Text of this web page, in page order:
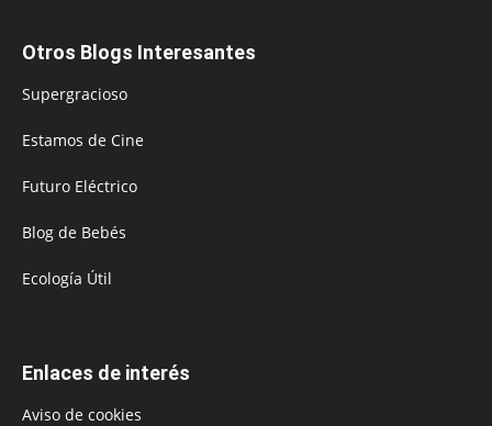
Otros Blogs Interesantes
Supergracioso
Estamos de Cine
Futuro Eléctrico
Blog de Bebés
Ecología Útil
Enlaces de interés
Aviso de cookies